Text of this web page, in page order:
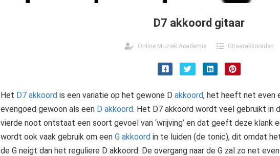
D7 akkoord gitaar
Online Muziek Academie Gitaarakkoorden
Het D7 akkoordis een variatie op het gewone D akkoord, het heeft net even
evengoed gewoon als een D akkoord. Het D7 akkoord wordt veel gebruikt in
vierde noot ontstaat een soort gevoel van ‘wrijving’ en dat geeft deze klank
wordt ook vaak gebruik om een G akkoordin te luiden (de tonic), dit omdat
de G neigt dan het reguliere D akkoord. De overgang naar de G zal zo net